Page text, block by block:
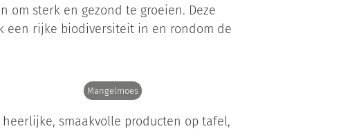
om sterk en gezond te groeien. Deze
een rijke biodiversiteit in en rondom de
Mangelmoes
smaakvolle producten op tafel,